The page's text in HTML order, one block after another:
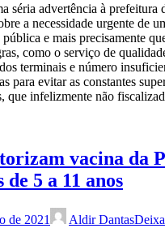
séria advertência à prefeitura
a necessidade urgente de
e mais precisamente
como o serviço de
terminais e número
para evitar as constantes
que infelizmente não
vacina da
de 5 a 11 anos
de 2021 Aldir Dantas